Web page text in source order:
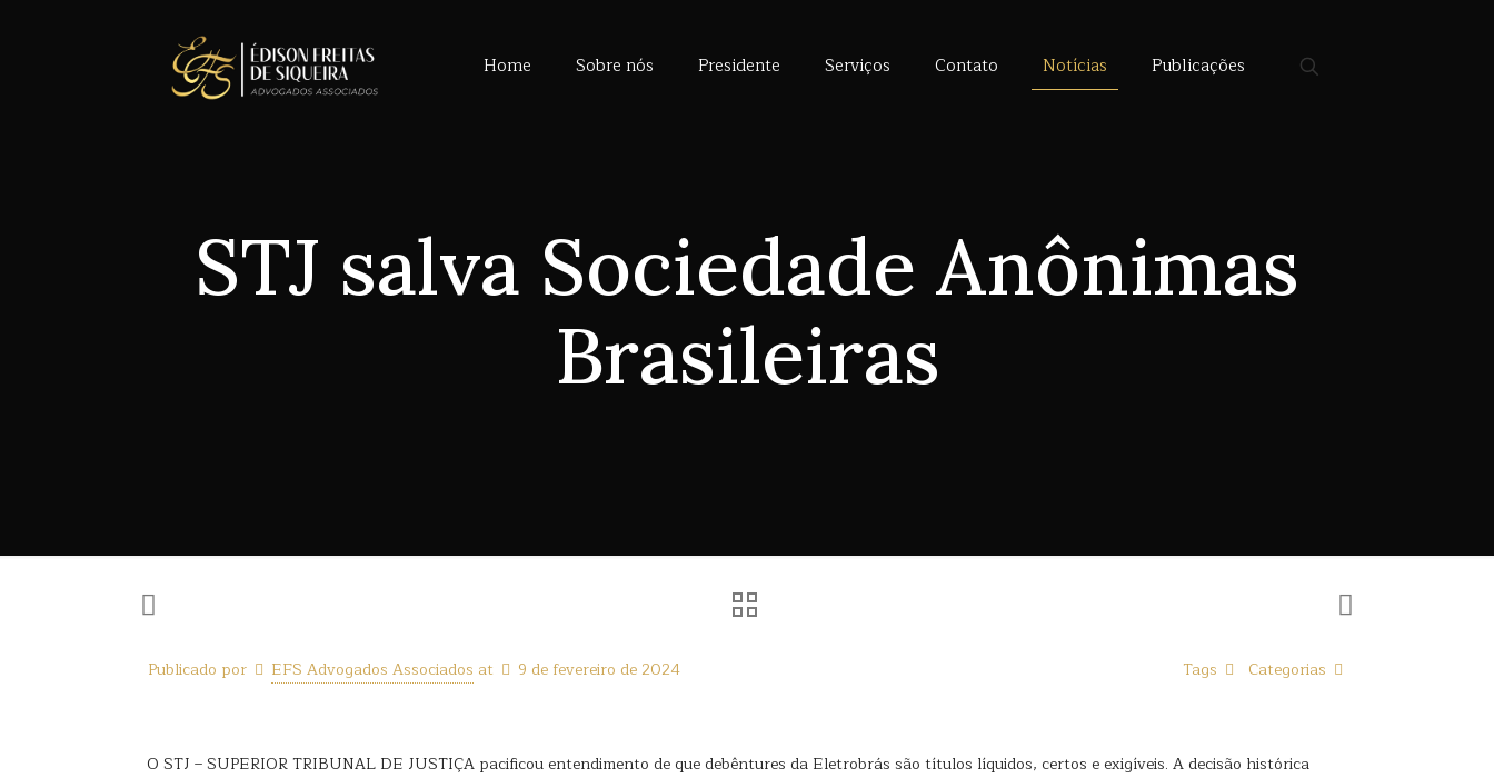
Home Sobre nós Presidente Serviços Contato Notícias Publicações
STJ salva Sociedade Anônimas
Brasileiras
Publicado por EFS Advogados Associados at 9 de fevereiro de 2024 Categorias
Tags
O STJ – SUPERIOR TRIBUNAL DE JUSTIÇA pacificou entendimento de que debêntures da Eletrobrás são títulos líquidos, certos e exigíveis. A decisão histórica